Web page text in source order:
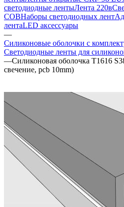
светодиодные лентыЛента 220в
COBНаборы светодиодных лент
лентаLED аксессуары
—
Силиконовые оболочки с
Светодиодные ленты для
—Cиликоновая оболочка T1616
свечение, pcb 10mm)